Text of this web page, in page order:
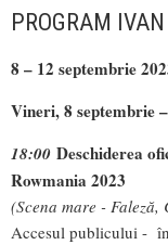
PROGRAM
8 – 12 septembrie
Vineri, 8 septembrie
18:00 Deschiderea
Rowmania 2023
(Scena mare - Faleză,
Accesul publicului -